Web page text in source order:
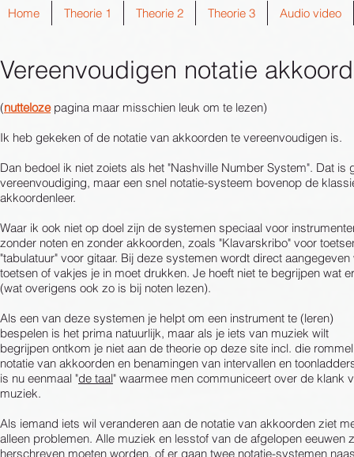
Home Theorie 1 Theorie 2 Theorie 3 Audio video
Vereenvoudigen notatie
(nuttelozepagina maar misschien leuk om te lezen)
Ik heb gekeken of de notatie van akkoorden te vereenvoudigen is.
Dan bedoel ik niet zoiets als het "Nashville Number System". Dat is
vereenvoudiging, maar een snel notatie-systeem bovenop de
akkoordenleer.
Waar ik ook niet op doel zijn de systemen speciaal voor
zonder noten en zonder akkoorden, zoals "Klavarskribo" voor
"tabulatuur" voor gitaar. Bij deze systemen wordt direct aangegeven
toetsen of vakjes je in moet drukken. Je hoeft niet te begrijpen wat
(wat overigens ook zo is bij noten lezen).
Als een van deze systemen je helpt om een instrument te (leren)
bespelen is het prima natuurlijk, maar als je iets van muziek wilt
begrijpen ontkom je niet aan de theorie op deze site incl. die
notatie van akkoorden en benamingen van intervallen en
is nu eenmaal "de taal" waarmee men communiceert over de klank
muziek.
Als iemand iets wil veranderen aan de notatie van akkoorden ziet
alleen problemen. Alle muziek en lesstof van de afgelopen eeuwen
herschreven moeten worden, of er gaan twee notatie-systemen